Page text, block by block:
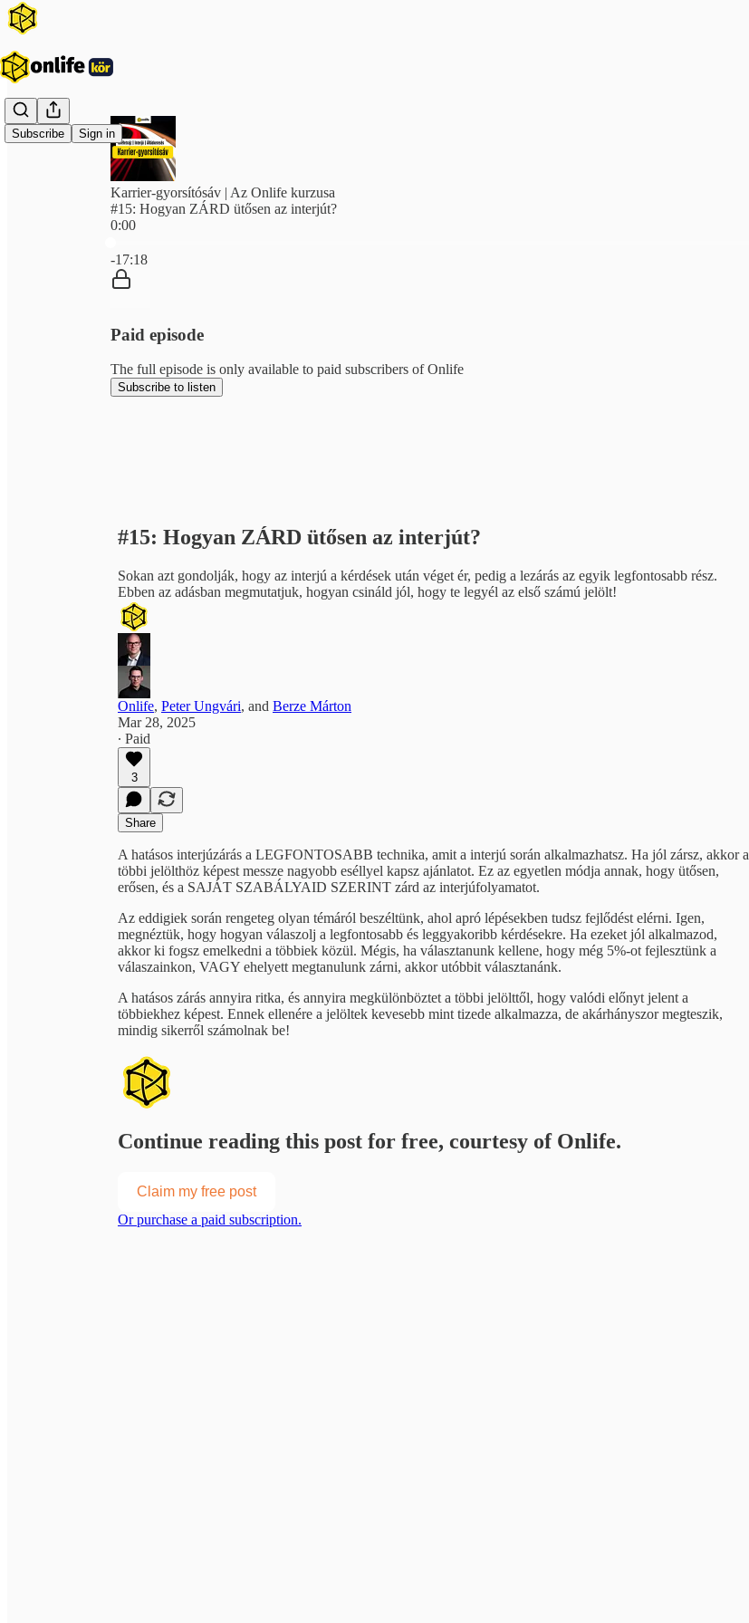
Subscribe Sign in
Karrier-gyorsítósáv | Az Onlife kurzusa
#15: Hogyan ZÁRD ütősen az interjút?
0:00
-17:18
Paid episode
The full episode is only available to paid subscribers of Onlife
Subscribe to listen
#15: Hogyan ZÁRD ütősen az interjút?
Sokan azt gondolják, hogy az interjú a kérdések után véget ér, pedig a lezárás az egyik legfontosabb rész.
Ebben az adásban megmutatjuk, hogyan csináld jól, hogy te legyél az első számú jelölt!
Onlife, Peter Ungvári, and Berze Márton
Mar 28, 2025
∙ Paid
3
Share
A hatásos interjúzárás a LEGFONTOSABB technika, amit a interjú során alkalmazhatsz. Ha jól zársz, akkor a
többi jelölthöz képest messze nagyobb eséllyel kapsz ajánlatot. Ez az egyetlen módja annak, hogy ütősen,
erősen, és a SAJÁT SZABÁLYAID SZERINT zárd az interjúfolyamatot.
Az eddigiek során rengeteg olyan témáról beszéltünk, ahol apró lépésekben tudsz fejlődést elérni. Igen,
megnéztük, hogy hogyan válaszolj a legfontosabb és leggyakoribb kérdésekre. Ha ezeket jól alkalmazod,
akkor ki fogsz emelkedni a többiek közül. Mégis, ha választanunk kellene, hogy még 5%-ot fejlesztünk a
válaszainkon, VAGY ehelyett megtanulunk zárni, akkor utóbbit választanánk.
A hatásos zárás annyira ritka, és annyira megkülönböztet a többi jelölttől, hogy valódi előnyt jelent a
többiekhez képest. Ennek ellenére a jelöltek kevesebb mint tizede alkalmazza, de akárhányszor megteszik,
mindig sikerről számolnak be!
Continue reading this post for free, courtesy of Onlife.
Claim my free post
Or purchase a paid subscription.